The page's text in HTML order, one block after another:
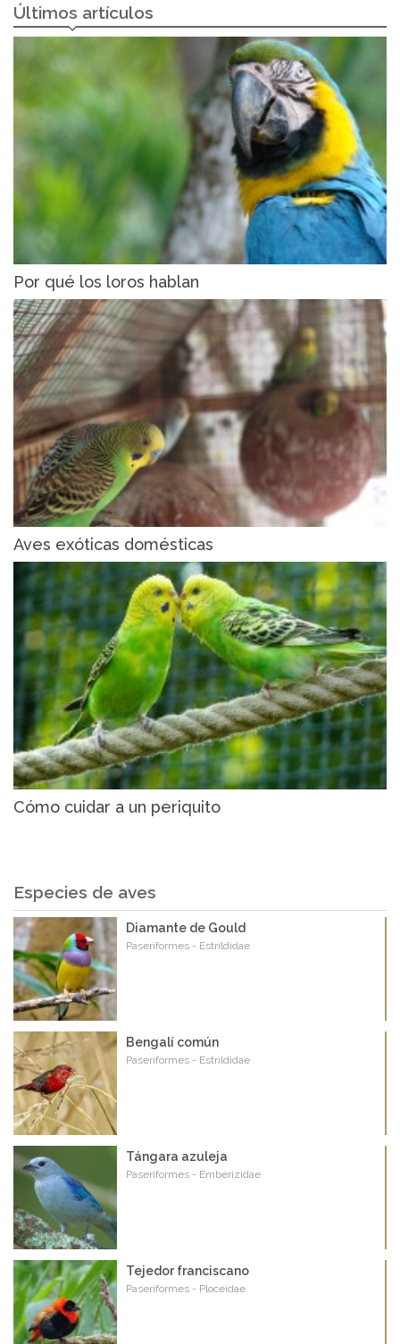
Últimos artículos
Por qué los loros hablan
Aves exóticas domésticas
Cómo cuidar a un periquito
Especies de aves
Diamante de Gould
Paseriformes - Estrildidae
Bengalí común
Paseriformes - Estrildidae
Tángara azuleja
Paseriformes - Emberizidae
Tejedor franciscano
Paseriformes - Ploceidae